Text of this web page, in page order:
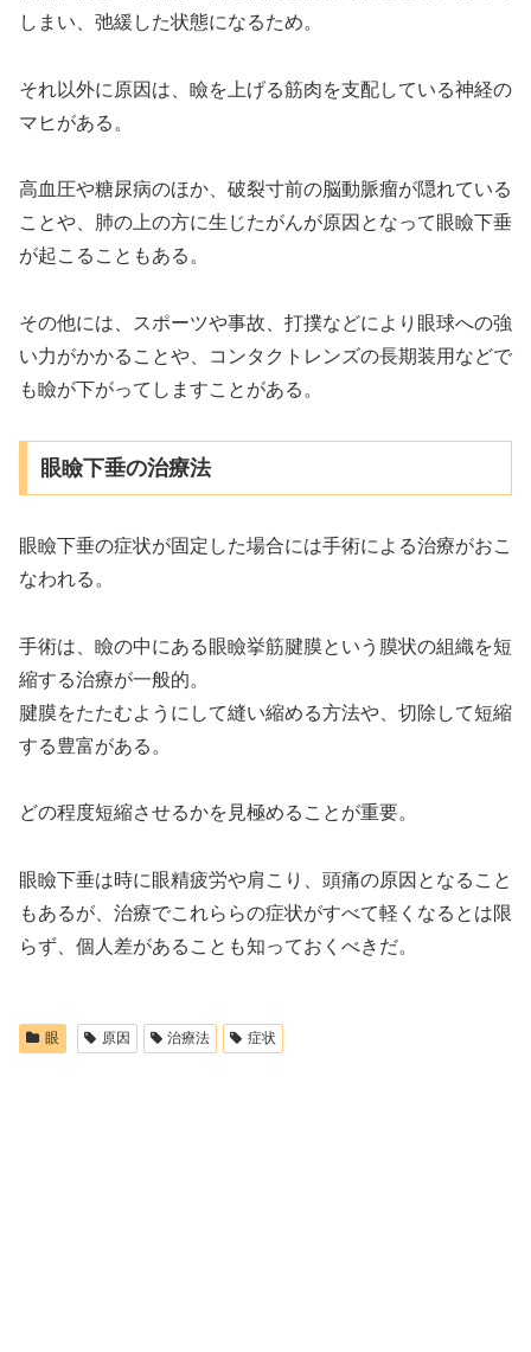
しまい、弛緩した状態になるため。
それ以外に原因は、瞼を上げる筋肉を支配している神経の
マヒがある。
高血圧や糖尿病のほか、破裂寸前の脳動脈瘤が隠れている
ことや、肺の上の方に生じたがんが原因となって眼瞼下垂
が起こることもある。
その他には、スポーツや事故、打撲などにより眼球への強
い力がかかることや、コンタクトレンズの長期装用などで
も瞼が下がってしますことがある。
眼瞼下垂の治療法
眼瞼下垂の症状が固定した場合には手術による治療がおこ
なわれる。
手術は、瞼の中にある眼瞼挙筋腱膜という膜状の組織を短
縮する治療が一般的。
腱膜をたたむようにして縫い縮める方法や、切除して短縮
する豊富がある。
どの程度短縮させるかを見極めることが重要。
眼瞼下垂は時に眼精疲労や肩こり、頭痛の原因となること
もあるが、治療でこれららの症状がすべて軽くなるとは限
らず、個人差があることも知っておくべきだ。
眼 原因 治療法 症状